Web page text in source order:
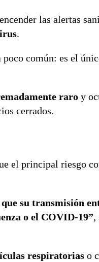
las alertas
.
común: es el
raro y
cerrados.
el principal riesgo
su transmisión
o el COVID-19”,
respiratorias o